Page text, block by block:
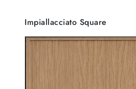
Impiallacciato Square